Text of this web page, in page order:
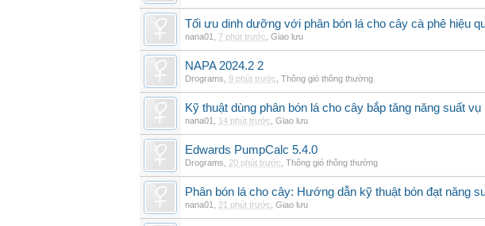
Tối ưu dinh dưỡng với phân bón lá cho cây cà phê hiệu
nana01 7 phút trước Giao lưu
NAPA 2024.2 2
Drograms 9 phút trước Thông gió thông thường
Kỹ thuật dùng phân bón lá cho cây bắp tăng năng suất vụ
nana01 14 phút trước Giao lưu
Edwards PumpCalc 5.4.0
Drograms 20 phút trước Thông gió thông thường
Phân bón lá cho cây: Hướng dẫn kỹ thuật bón đạt năng
nana01 21 phút trước Giao lưu